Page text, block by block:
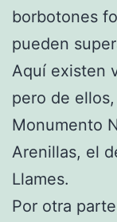
borbotones
pueden
Aquí existen
pero de
Monumento
Arenillas, el
Llames.
Por otra